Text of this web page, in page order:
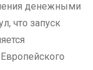
денежными
что запуск